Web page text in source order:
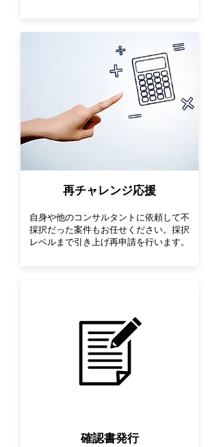
再チャレンジ応援
自身や他のコンサルタントに依頼して不
採択だった案件もお任せください。採択
レベルまで引き上げ再申請を行います。
確認書発行